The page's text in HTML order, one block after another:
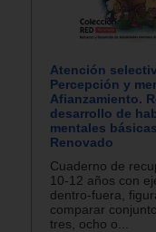
Atención
Percepción y
Afianzamiento.
desarrollo de
mentales
Renovado
Cuaderno de
10-12 años con
dentro-fuera,
comparar
tres, ocho o...